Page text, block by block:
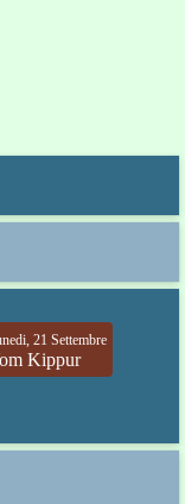
21 Settembre
Kippur